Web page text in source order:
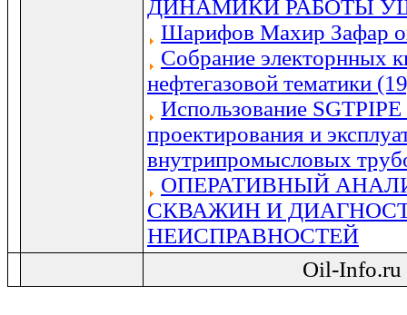
ДИНАМИКИ РАБОТЫ
Шарифов Махир Зафар
Собрание электорнных
нефтегазовой тематики
Использование
проектирования и
внутрипромысловых
ОПЕРАТИВНЫЙ
СКВАЖИН И
НЕИСПРАВНОСТЕЙ
Oil-